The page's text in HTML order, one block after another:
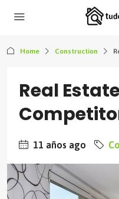
Home Construction
Real
11 años ago